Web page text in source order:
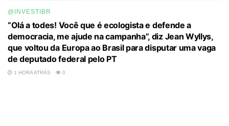
@INVESTIBR
“Olá a todes! Você que é ecologista e defende a
democracia, me ajude na campanha”, diz Jean Wyllys,
que voltou da Europa ao Brasil para disputar uma vaga
de deputado federal pelo PT
1 HORA ATRÁS 0